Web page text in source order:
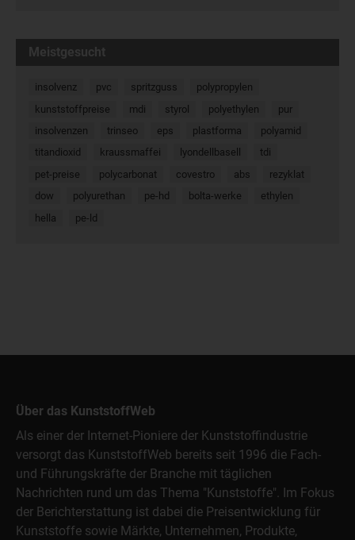
Meistgesucht
insolvenz pvc spritzguss
polypropylen
kunststoffpreise
mdi styrol polyethylen
pur
insolvenzen
trinseo eps plastforma
polyamid
titandioxid
kraussmaffei lyondellbasell
tdi
pet-preise
polycarbonat covestro abs
rezyklat
dow
polyurethan pe-hd bolta-werke
ethylen
hella
pe-ld
Über das KunststoffWeb
Als einer der Internet-Pioniere der Kunststoffindustrie
versorgt das KunststoffWeb bereits seit 1996 die Fach-
und Führungskräfte der Branche mit täglichen
Nachrichten rund um das Thema "Kunststoffe". Im Fokus
der Berichterstattung ist dabei die Preisentwicklung für
Kunststoffe sowie Märkte, Unternehmen, Produkte,